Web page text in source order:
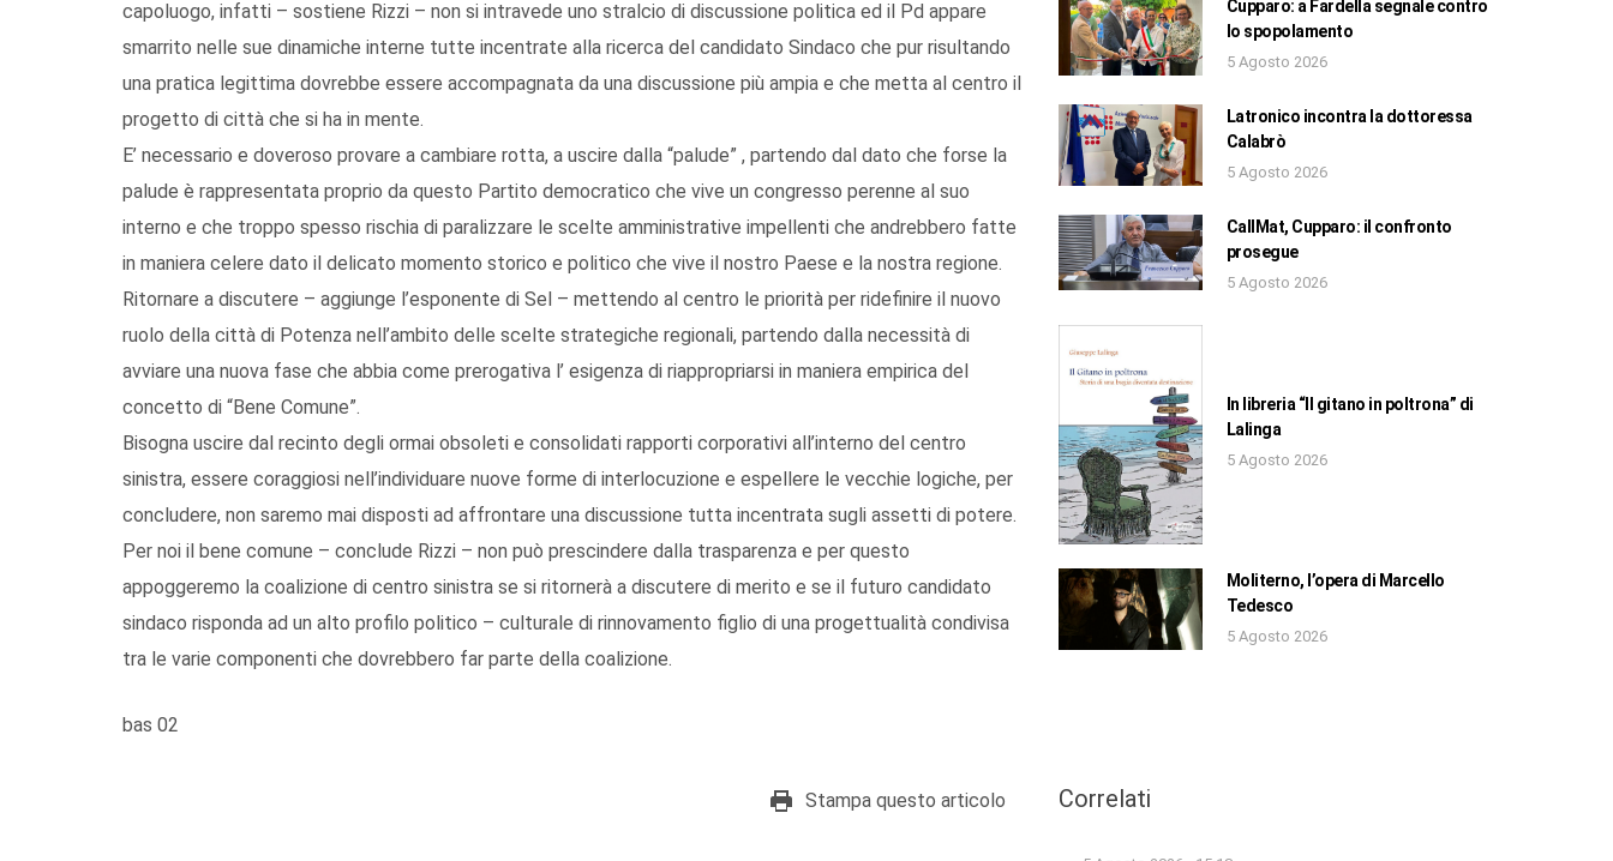
capoluogo, infatti – sostiene Rizzi – non si intravede uno stralcio di discussione politica ed il Pd appare
smarrito nelle sue dinamiche interne tutte incentrate alla ricerca del candidato Sindaco che pur risultando
una pratica legittima dovrebbe essere accompagnata da una discussione più ampia e che metta al centro il
progetto di città che si ha in mente.
E’ necessario e doveroso provare a cambiare rotta, a uscire dalla “palude” , partendo dal dato che forse la
palude è rappresentata proprio da questo Partito democratico che vive un congresso perenne al suo
interno e che troppo spesso rischia di paralizzare le scelte amministrative impellenti che andrebbero fatte
in maniera celere dato il delicato momento storico e politico che vive il nostro Paese e la nostra regione.
Ritornare a discutere – aggiunge l’esponente di Sel – mettendo al centro le priorità per ridefinire il nuovo
ruolo della città di Potenza nell’ambito delle scelte strategiche regionali, partendo dalla necessità di
avviare una nuova fase che abbia come prerogativa l’ esigenza di riappropriarsi in maniera empirica del
concetto di “Bene Comune”.
Bisogna uscire dal recinto degli ormai obsoleti e consolidati rapporti corporativi all’interno del centro
sinistra, essere coraggiosi nell’individuare nuove forme di interlocuzione e espellere le vecchie logiche, per
concludere, non saremo mai disposti ad affrontare una discussione tutta incentrata sugli assetti di potere.
Per noi il bene comune – conclude Rizzi – non può prescindere dalla trasparenza e per questo
appoggeremo la coalizione di centro sinistra se si ritornerà a discutere di merito e se il futuro candidato
sindaco risponda ad un alto profilo politico – culturale di rinnovamento figlio di una progettualità condivisa
tra le varie componenti che dovrebbero far parte della coalizione.
bas 02
Stampa questo articolo
Cupparo: a Fardella segnale contro
lo spopolamento
5 Agosto 2026
Latronico incontra la dottoressa
Calabrò
5 Agosto 2026
CallMat, Cupparo: il confronto
prosegue
5 Agosto 2026
In libreria “Il gitano in poltrona” di
Lalinga
5 Agosto 2026
Moliterno, l’opera di Marcello
Tedesco
5 Agosto 2026
Correlati